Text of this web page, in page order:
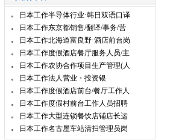
日本工作半导体行业·韩日双语口译
日本工作东京都销售/翻译/事务/营
日本工作北海道富良野·酒店前台岗
日本工作度假酒店餐厅服务人员/主
日本工作农协合作项目生产管理(人
日本工作法人营业・投资银
日本工作度假酒店前台/餐厅工作人
日本工作度假村前台工作人员招聘
日本工作大型连锁餐饮店铺店长运
日本工作名古屋车站清扫管理员岗